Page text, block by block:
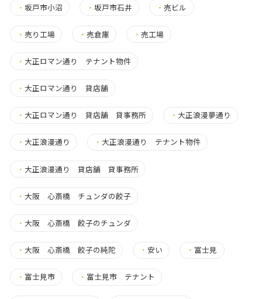
・ 坂戸市小沼 ・坂戸市石井 ・ 売ビル
・ 売り工場 ・ 売倉庫 ・ 売工場
・ 大正ロマン通り テナント物件
・ 大正ロマン通り 貸店舗
・ 大正ロマン通り 貸店舗 貸事務所 ・ 大正浪漫夢通り
・ 大正浪漫通り ・ 大正浪漫通り テナント物件
・ 大正浪漫通り 貸店舗 貸事務所
・ 大阪 心斎橋 チュンダの餃子
・ 大阪 心斎橋 餃子のチュンダ
・ 大阪 心斎橋 餃子の純陀 ・安い ・ 富士見
・ 富士見市 ・ 富士見市 テナント